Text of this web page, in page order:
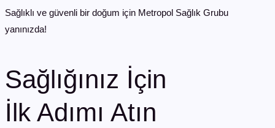
Sağlıklı ve güvenli bir doğum için Metropol Sağlık Grubu
yanınızda!
Sağlığınız İçin
İlk Adımı Atın